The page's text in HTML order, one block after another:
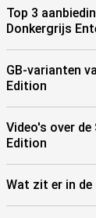
Top 3
Donkergrijs
GB-varianten
Edition
Video's over
Edition
Wat zit er in de